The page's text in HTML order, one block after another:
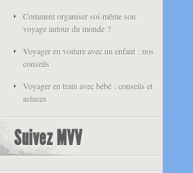
Comment organiser soi-même son
voyage autour du monde ?
Voyager en voiture avec un enfant : nos
conseils
Voyager en train avec bébé : conseils et
astuces
Suivez MVV